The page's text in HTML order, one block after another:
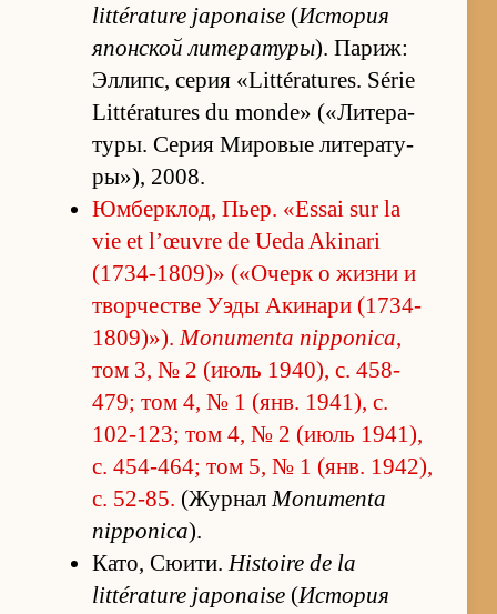
littérature japonaise(Ис­то­рия
япон­ской ли­те­ра­туры). Па­риж:
Эл­липс, се­рия «Littératures. Série
Littératures du monde» («Ли­те­ра­
ту­ры. Се­рия Ми­ро­вые ли­те­ра­ту­
ры»), 2008.
Юм­берклод, Пьер. «Essai sur la
vie et l’œuvre de Ueda Akinari
(1734-1809)» («О­черк о жизни и
твор­че­стве Уэды Аки­нари (1734-
1809)»).Monumenta nipponica,
том 3, № 2 (июль 1940), с. 458-
479; том 4, № 1 (янв. 1941), с.
102-123; том 4, № 2 (июль 1941),
с. 454-464; том 5, № 1 (янв. 1942),
с. 52-85. (Жур­налMonumenta
nipponica).
Ка­то, Сю­и­ти.Histoire de la
littérature japonaise(Ис­то­рия